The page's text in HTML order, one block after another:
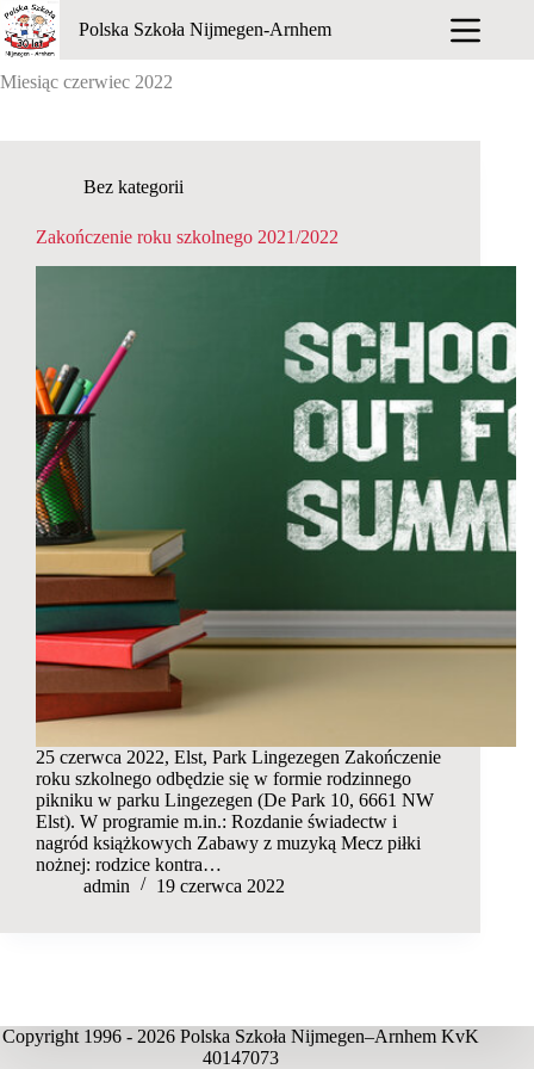
Przejdź
do
treści
Polska Szkoła Nijmegen-Arnhem
Miesiąc czerwiec 2022
Bez kategorii
Zakończenie roku szkolnego 2021/2022
25 czerwca 2022, Elst, Park Lingezegen Zakończenie
roku szkolnego odbędzie się w formie rodzinnego
pikniku w parku Lingezegen (De Park 10, 6661 NW
Elst). W programie m.in.: Rozdanie świadectw i
nagród książkowych Zabawy z muzyką Mecz piłki
nożnej: rodzice kontra…
admin
19 czerwca 2022
Copyright 1996 - 2026 Polska Szkoła Nijmegen–Arnhem KvK
40147073